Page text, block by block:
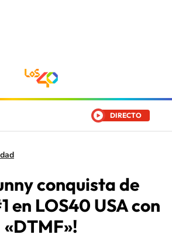
DIRECTO
conquista de
en LOS40 USA con
«DTMF»!